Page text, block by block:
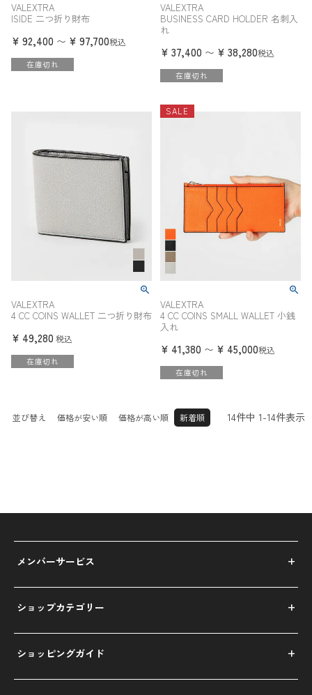
VALEXTRA
ISIDE 二つ折り財布
¥ 92,400 〜 ¥ 97,700税込
在庫切れ
VALEXTRA
BUSINESS CARD HOLDER 名刺入
れ
¥ 37,400 〜 ¥ 38,280税込
在庫切れ
VALEXTRA
4 CC COINS WALLET 二つ折り財布
¥ 49,280 税込
在庫切れ
SALE
VALEXTRA
4 CC COINS SMALL WALLET 小銭
入れ
¥ 41,380 〜 ¥ 45,000税込
在庫切れ
並び替え 価格が安い順 価格が高い順 新着順 14件中 1-14件表示
メンバーサービス
ショップカテゴリー
ショッピングガイド